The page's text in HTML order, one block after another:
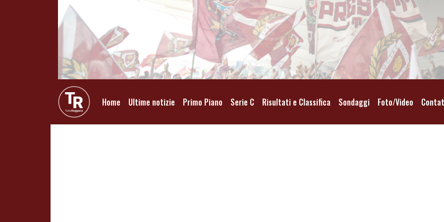
Home Ultime notizie Primo Piano Serie C Risultati e Classifica Sondaggi Foto/Video